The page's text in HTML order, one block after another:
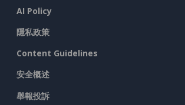
AI Policy
隱私政策
Content Guidelines
安全概述
舉報投訴